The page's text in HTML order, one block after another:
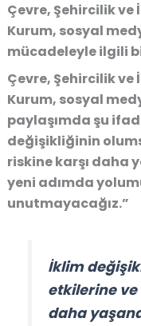
Çevre, Şehircilik
Kurum, sosyal
mücadeleyle ilgili
Çevre, Şehircilik
Kurum, sosyal
paylaşımda şu
değişikliğinin
riskine karşı daha
yeni adımda
unutmayacağız.”
İklim
etkilerine ve
daha